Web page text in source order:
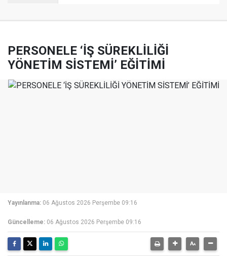
PERSONELE ‘İŞ SÜREKLİLİĞİ
YÖNETİM SİSTEMİ’ EĞİTİMİ
Yayınlanma: 06 Ağustos 2026 Perşembe 09:16
Güncelleme: 06 Ağustos 2026 Perşembe 09:16